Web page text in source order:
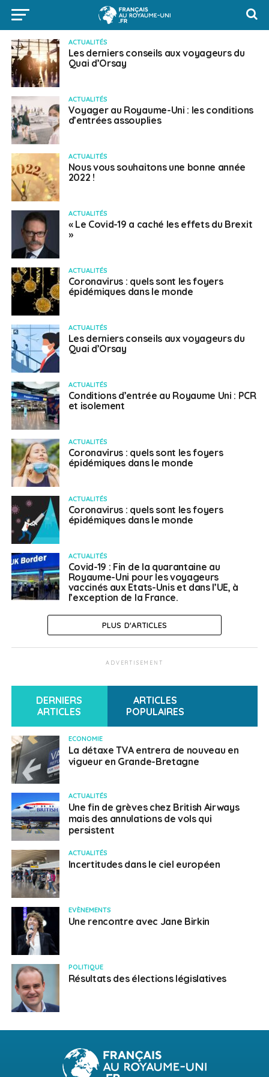
ACTUALITÉS
Les derniers conseils aux voyageurs du
Quai d’Orsay
ACTUALITÉS
Voyager au Royaume-Uni : les conditions
d’entrées assouplies
ACTUALITÉS
Nous vous souhaitons une bonne année
2022 !
ACTUALITÉS
« Le Covid-19 a caché les effets du Brexit
»
ACTUALITÉS
Coronavirus : quels sont les foyers
épidémiques dans le monde
ACTUALITÉS
Les derniers conseils aux voyageurs du
Quai d’Orsay
ACTUALITÉS
Conditions d’entrée au Royaume Uni : PCR
et isolement
ACTUALITÉS
Coronavirus : quels sont les foyers
épidémiques dans le monde
ACTUALITÉS
Coronavirus : quels sont les foyers
épidémiques dans le monde
ACTUALITÉS
Covid-19 : Fin de la quarantaine au
Royaume-Uni pour les voyageurs
vaccinés aux Etats-Unis et dans l’UE, à
l’exception de la France.
PLUS D'ARTICLES
ADVERTISEMENT
DERNIERS
ARTICLES
ARTICLES
POPULAIRES
ECONOMIE
La détaxe TVA entrera de nouveau en
vigueur en Grande-Bretagne
ACTUALITÉS
Une fin de grèves chez British Airways
mais des annulations de vols qui
persistent
ACTUALITÉS
Incertitudes dans le ciel européen
EVÈNEMENTS
Une rencontre avec Jane Birkin
POLITIQUE
Résultats des élections législatives